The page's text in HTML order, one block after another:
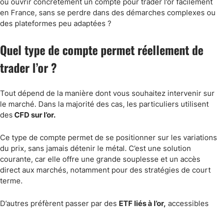
en France, sans se perdre dans des démarches complexes ou
des plateformes peu adaptées ?
Quel type de compte permet réellement de
trader l’or ?
Tout dépend de la manière dont vous souhaitez intervenir sur
le marché. Dans la majorité des cas, les particuliers utilisent
des CFD sur l’or.
Ce type de compte permet de se positionner sur les variations
du prix, sans jamais détenir le métal. C’est une solution
courante, car elle offre une grande souplesse et un accès
direct aux marchés, notamment pour des stratégies de court
terme.
D’autres préfèrent passer par des ETF liés à l’or, accessibles